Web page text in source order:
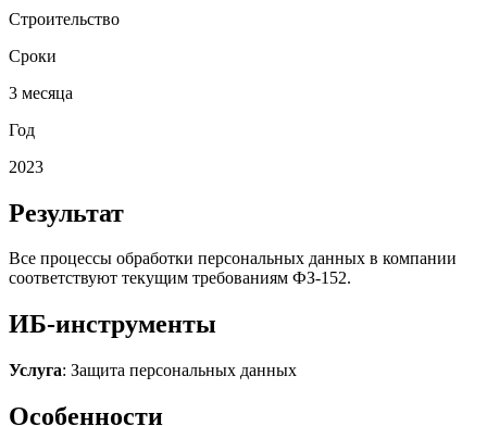
Строительство
Сроки
3 месяца
Год
2023
Результат
Все процессы обработки персональных данных в компании
соответствуют текущим требованиям ФЗ-152.
ИБ-инструменты
Услуга: Защита персональных данных
Особенности